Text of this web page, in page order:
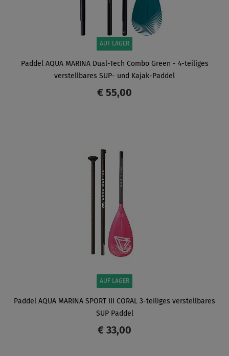
AUF LAGER
Paddel AQUA MARINA Dual-Tech Combo Green - 4-teiliges
verstellbares SUP- und Kajak-Paddel
€ 55,00
AUF LAGER
Paddel AQUA MARINA SPORT III CORAL 3-teiliges verstellbares
SUP Paddel
€ 33,00